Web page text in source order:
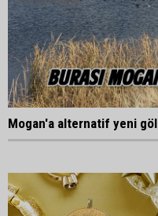
Mogan'a alternatif yeni göl